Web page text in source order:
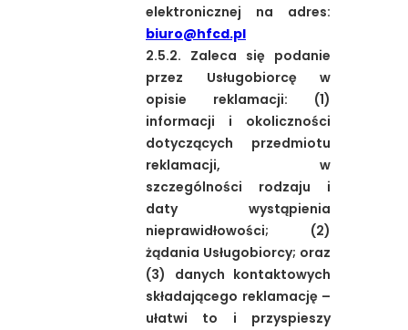
elektronicznej na adres:
biuro@hfcd.pl
2.5.2. Zaleca się podanie
przez Usługobiorcę w
opisie reklamacji: (1)
informacji i okoliczności
dotyczących przedmiotu
reklamacji, w
szczególności rodzaju i
daty wystąpienia
nieprawidłowości; (2)
żądania Usługobiorcy; oraz
(3) danych kontaktowych
składającego reklamację –
ułatwi to i przyspieszy